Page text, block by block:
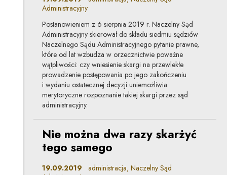
Administracyjny
Postanowieniem z 6 sierpnia 2019 r. Naczelny Sąd
Administracyjny skierował do składu siedmiu sędziów
Naczelnego Sądu Administracyjnego pytanie prawne,
które od lat wzbudza w orzecznictwie poważne
wątpliwości: czy wniesienie skargi na przewlekłe
prowadzenie postępowania po jego zakończeniu
i wydaniu ostatecznej decyzji uniemożliwia
merytoryczne rozpoznanie takiej skargi przez sąd
administracyjny.
Nie można dwa razy skarżyć
tego samego
19.09.2019 administracja, Naczelny Sąd